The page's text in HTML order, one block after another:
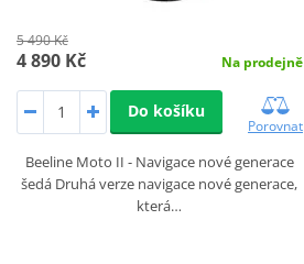
5 490 Kč
4 890 Kč Na prodejně
Do košíku
Porovnat
Beeline Moto II - Navigace nové generace
šedá Druhá verze navigace nové generace,
která…